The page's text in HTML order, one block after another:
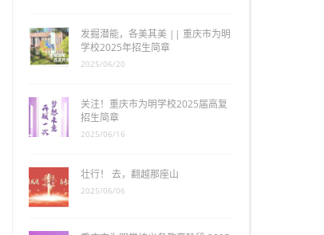
发掘潜能，各美其美 || 重庆市为明
学校2025年招生简章
2025/06/20
关注！重庆市为明学校2025届高复
招生简章
2025/06/16
壮行！ 去，翻越那座山
2025/06/06